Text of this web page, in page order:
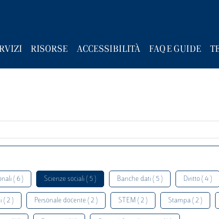
RISORSE ACCESSIBILITÀ FAQ E GUIDE
( 6 ) Scienze sociali ( 5 ) Banche dati ( 5 ) Diritto ( 4 )
( 2 ) Personale docente ( 2 ) STEM ( 2 ) Stampa ( 2 )